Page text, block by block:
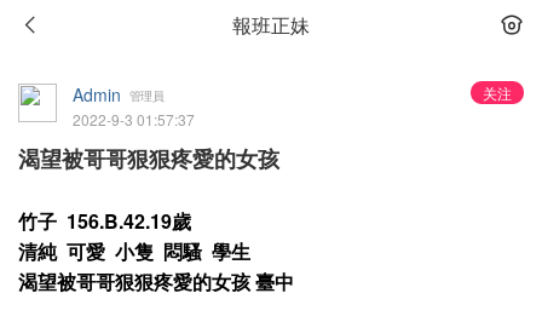
報班正妹
关注
Admin 管理員
2022-9-3 01:57:37
渴望被哥哥狠狠疼愛的女孩
竹子 156.B.42.19歲
清純 可愛 小隻 悶騷 學生
渴望被哥哥狠狠疼愛的女孩 臺中